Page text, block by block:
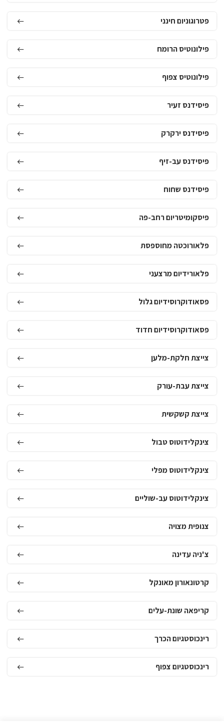
פטרוגוניום חינני
פילונוטיס הרומח
פילונוטיס צפוף
פיסידנס זעיר
פיסידנס ירקרק
פיסידנס עב-זיף
פיסידנס שחוח
פיסקומיטריום רחב-פה
פלאורוכטה מחוספסת
פלאורידיום מרצעני
פסאודוקרוסידיום גלול
פסאודוקרוסידיום חדוד
צייצת חלקת-מלען
צייצת עבת-עורק
צייצת קשקשית
צינקלידוטוס טבול
צינקלידוטוס מפלי
צינקלידוטוס עב-שוליים
צנופית מצויה
צ'ניה עדינה
קרטונאורון מאונקל
קריפאה שונת-עלים
רינכוסטגיום הכרך
רינכוסטגיום צפוף